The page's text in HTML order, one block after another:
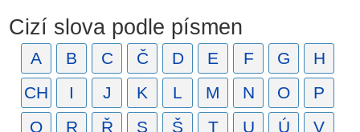
Cizí slova podle písmen
A B C Č D E F G
H
CH
I J K L M N O
P
Q
R Ř S Š T U Ú V